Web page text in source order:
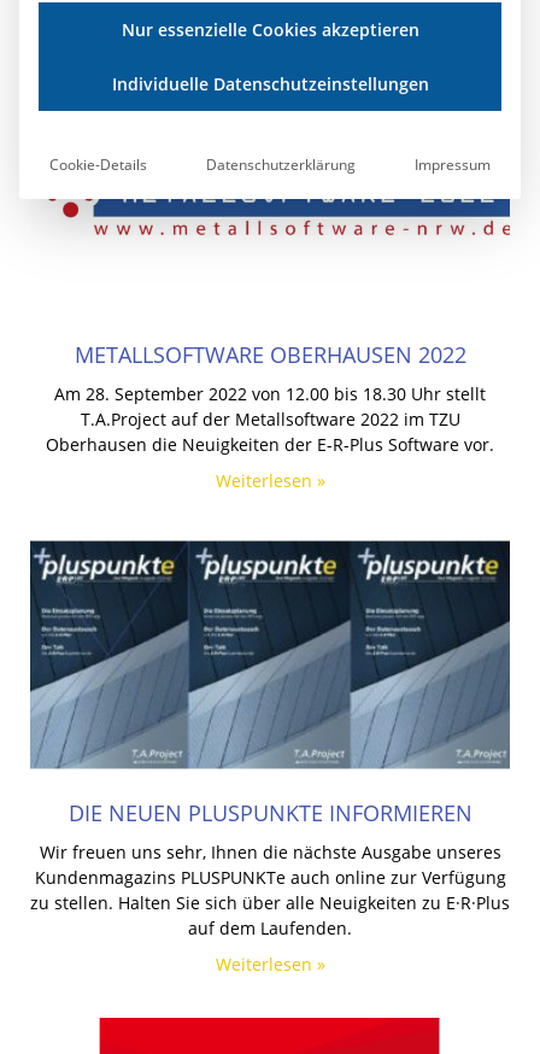
Weiterlesen »
METALLSOFTWARE OBERHAUSEN 2022
Am 28. September 2022 von 12.00 bis 18.30 Uhr stellt
T.A.Project auf der Metallsoftware 2022 im TZU
Oberhausen die Neuigkeiten der E-R-Plus Software vor.
Weiterlesen »
DIE NEUEN PLUSPUNKTE INFORMIEREN
Wir freuen uns sehr, Ihnen die nächste Ausgabe unseres
Kundenmagazins PLUSPUNKTe auch online zur Verfügung
zu stellen. Halten Sie sich über alle Neuigkeiten zu E·R·Plus
auf dem Laufenden.
Weiterlesen »
Nur essenzielle Cookies akzeptieren
Individuelle Datenschutzeinstellungen
Cookie-Details Datenschutzerklärung Impressum